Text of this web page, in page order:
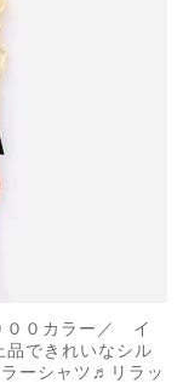
００カラー／ イ
できれいなシル
ーシャツ♬リラッ